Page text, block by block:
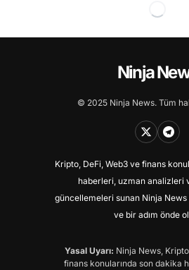
Ninja
© 2025 Ninja News. Tüm
Kripto, DeFi, Web3 ve finans
haberleri, uzman analizleri
güncellemeleri sunan Ninja
ve bir adım önde
Yasal Uyarı: Ninja News,
finans konularında son dakika